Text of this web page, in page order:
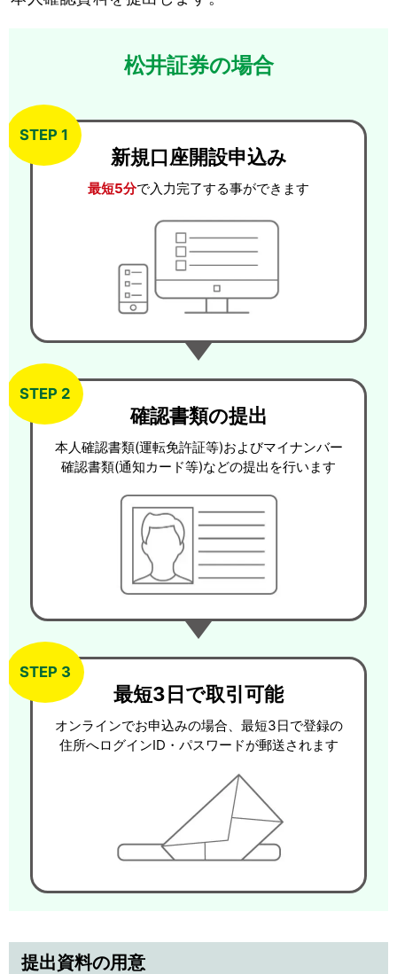
松井証券の場合
STEP 1
新規口座開設申込み
最短5分で入力完了する事ができます
STEP 2
確認書類の提出
本人確認書類(運転免許証等)およびマイナンバー
確認書類(通知カード等)などの提出を行います
STEP 3
最短3日で取引可能
オンラインでお申込みの場合、最短3日で登録の
住所へログインID・パスワードが郵送されます
提出資料の用意